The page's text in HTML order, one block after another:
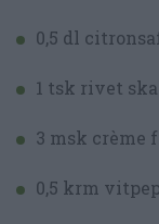
0,5 dl
1 tsk rivet
3 msk crème
0,5 krm